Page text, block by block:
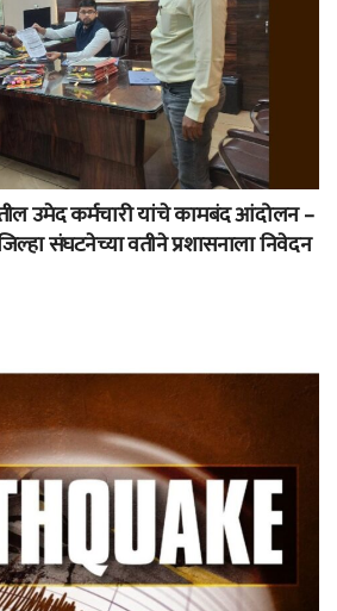
उमेद कर्मचारी यांचे कामबंद आंदोलन –
संघटनेच्या वतीने प्रशासनाला निवेदन